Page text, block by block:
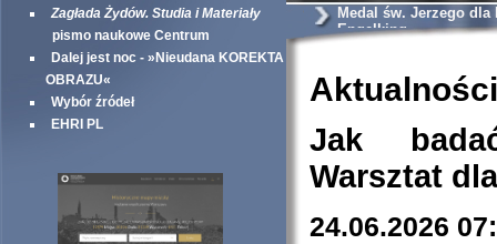
Zagłada Żydów. Studia i Materiały
pismo naukowe Centrum
Dalej jest noc - »Nieudana KOREKTA
OBRAZU«
Wybór źródeł
EHRI PL
Medal św. Jerzego dla
Engelking
Aktualności
Jak
Warsztat
24.06.2026